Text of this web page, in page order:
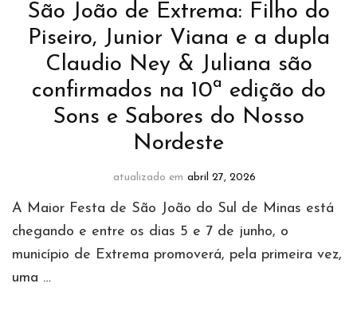
São João de Extrema: Filho do
Piseiro, Junior Viana e a dupla
Claudio Ney & Juliana são
confirmados na 10ª edição do
Sons e Sabores do Nosso
Nordeste
atualizado em abril 27, 2026
A Maior Festa de São João do Sul de Minas está
chegando e entre os dias 5 e 7 de junho, o
município de Extrema promoverá, pela primeira vez,
uma …